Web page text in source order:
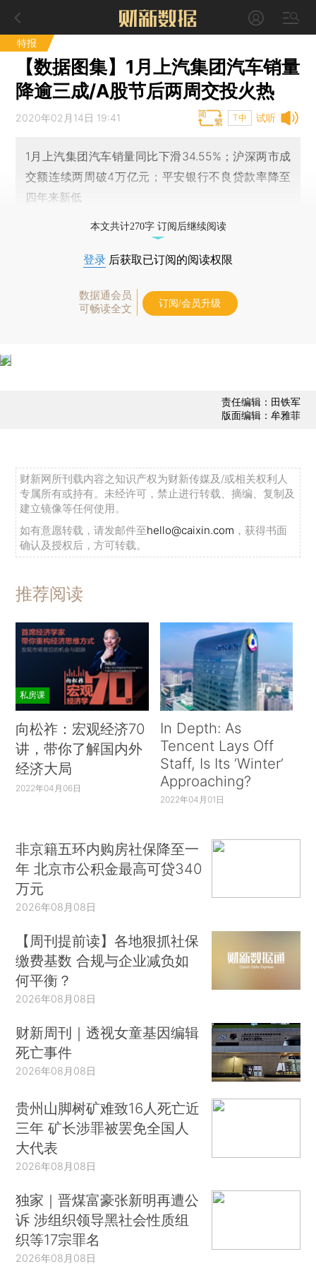
特报
【数据图集】1月上汽集团汽车销量
降逾三成/A股节后两周交投火热
试听
2020年02月14日 19:41 T中
1月上汽集团汽车销量同比下滑34.55%；沪深两市成
交额连续两周破4万亿元；平安银行不良贷款率降至
四年来新低
本文共计270字 订阅后继续阅读
登录 后获取已订阅的阅读权限
数据通会员
可畅读全文
订阅/会员升级
责任编辑：田铁军
版面编辑：牟雅菲
财新网所刊载内容之知识产权为财新传媒及/或相关权利人
专属所有或持有。未经许可，禁止进行转载、摘编、复制及
建立镜像等任何使用。
如有意愿转载，请发邮件至hello@caixin.com ，获得书面
确认及授权后，方可转载。
推荐阅读
私房课
向松祚：宏观经济70
讲，带你了解国内外
经济大局
2022年04月06日
In Depth: As
Tencent Lays Off
Staff, Is Its ‘Winter’
Approaching?
2022年04月01日
非京籍五环内购房社保降至一
年 北京市公积金最高可贷340
万元
2026年08月08日
【周刊提前读】各地狠抓社保
缴费基数 合规与企业减负如
何平衡？
2026年08月08日
财新周刊｜透视女童基因编辑
死亡事件
2026年08月08日
贵州山脚树矿难致16人死亡近
三年 矿长涉罪被罢免全国人
大代表
2026年08月08日
独家｜晋煤富豪张新明再遭公
诉 涉组织领导黑社会性质组
织等17宗罪名
2026年08月08日